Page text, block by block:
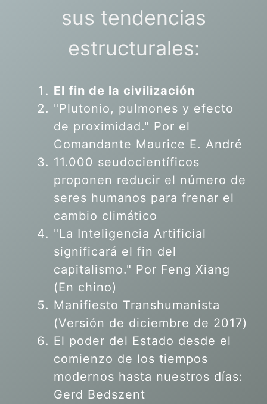
sus tendencias
estructurales:
El fin de la civilización
"Plutonio, pulmones y efecto
de proximidad." Por el
Comandante Maurice E. André
11.000 seudocientíficos
proponen reducir el número de
seres humanos para frenar el
cambio climático
"La Inteligencia Artificial
significará el fin del
capitalismo." Por Feng Xiang
(En chino)
Manifiesto Transhumanista
(Versión de diciembre de 2017)
El poder del Estado desde el
comienzo de los tiempos
modernos hasta nuestros días:
Gerd Bedszent